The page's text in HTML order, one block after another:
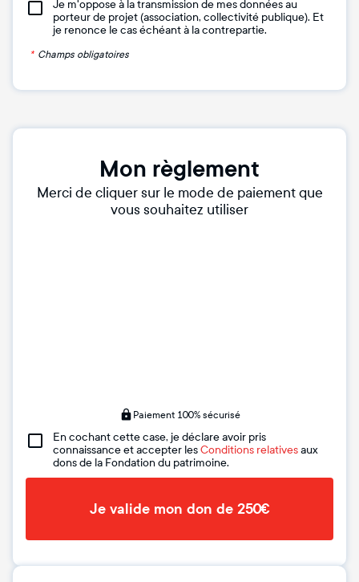
Je m'oppose à la transmission de mes données au
porteur de projet (association, collectivité publique). Et
je renonce le cas échéant à la contrepartie.
* Champs obligatoires
Mon règlement
Merci de cliquer sur le mode de paiement que
vous souhaitez utiliser
Paiement 100% sécurisé
En cochant cette case, je déclare avoir pris
connaissance et accepter lesConditions relativesaux
dons de la Fondation du patrimoine.
Je valide mon don de 250€